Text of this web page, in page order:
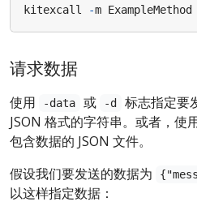
kitexcall
-m ExampleMethod
请求数据
使用 -data 或 -d
标志指定要
JSON 格式的字符串。或者，使
包含数据的 JSON 文件。
假设我们要发送的数据为
以这样指定数据：